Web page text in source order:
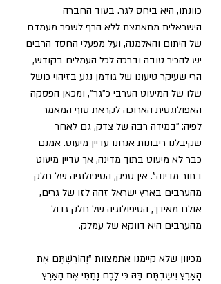
כוונתו, היא ביחס לגר. בעוד החברה
הישראלית מתאמצת ללא הרף לשפר מעמדם
של היתום והאלמנה, ועל מפעלי החסד הרבים
יש להכיר טובה וברכה לכל העמלים בקודש,
הרי שעיקר טיעונו של גודמן נגע בזיהוי כושל
שלו של המיעוט הערבי כ"גר", ומכאן הפסקה
האפולוגטית הארוכה לקראת סוף המאמר
לפיה: "במידה רבה של צדק, גם לאחר
שקיבלנו ריבונות אנחנו עדיין מיעוט. אמנם
כבר לא מיעוט בתוך מדינה, אך עדיין מיעוט
בתור מדינה". אין ספק, הטיפולוגיה של חלק
מהערבים בארץ ישראל זהה לזו של גרים,
אולם מאידך, הטיפולוגיה של חלק גדול
מהערבים היא דווקא של עמלק.
מכיוון שלא קיימנו אתמצוות "וְהוֹרַשְׁתֶּם אֶת
הָאָרֶץ וִישַׁבְתֶּם בָּהּ כִּי לָכֶם נָתַתִּי אֶת הָאָרֶץ